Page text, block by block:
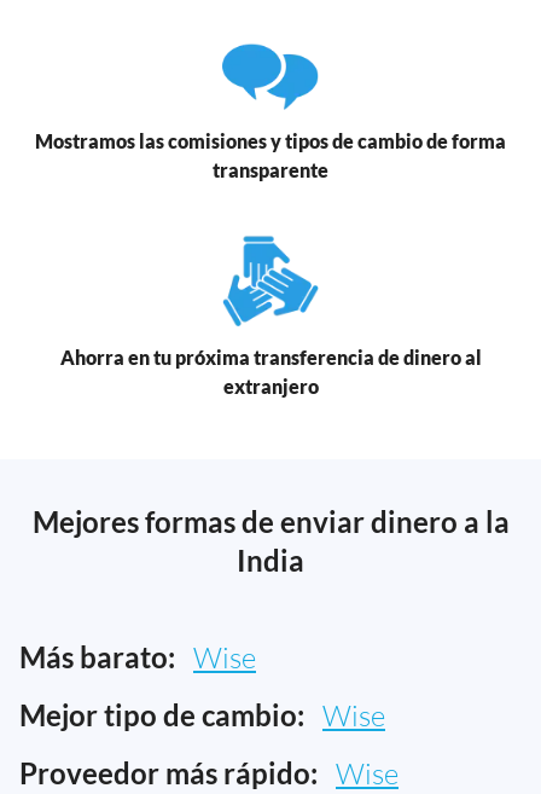
Mostramos las comisiones y tipos de cambio de forma
transparente
Ahorra en tu próxima transferencia de dinero al
extranjero
Mejores formas de enviar dinero a la
India
Más barato: Wise
Mejor tipo de cambio: Wise
Proveedor más rápido: Wise